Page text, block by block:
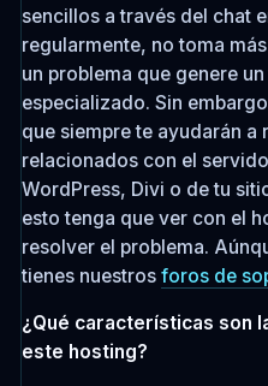
sencillos a través del chat
regularmente, no toma
un problema que genere
especializado. Sin
que siempre te ayudarán a
relacionados con el
WordPress, Divi o de tu
esto tenga que ver con el
resolver el problema.
tienes nuestros foros de
¿Qué características son
este hosting?